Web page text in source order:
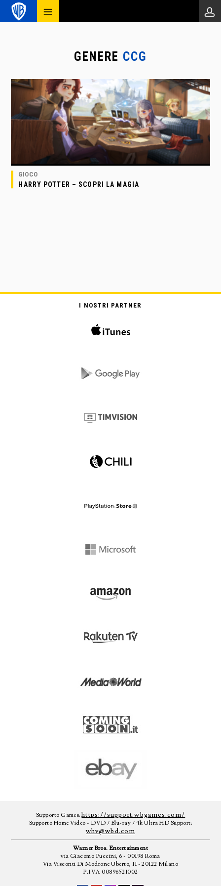
GENERE CCG
GIOCO
HARRY POTTER – SCOPRI LA MAGIA
I NOSTRI PARTNER
Supporto Games:https://support.wbgames.com/
Supporto Home Video - DVD / Blu-ray / 4k Ultra HD Support:
whv@wbd.com
Warner Bros. Entertainment
via Giacomo Puccini, 6 - 00198 Roma
Via Visconti Di Modrone Uberto, 11 - 20122 Milano
P.IVA 00896521002